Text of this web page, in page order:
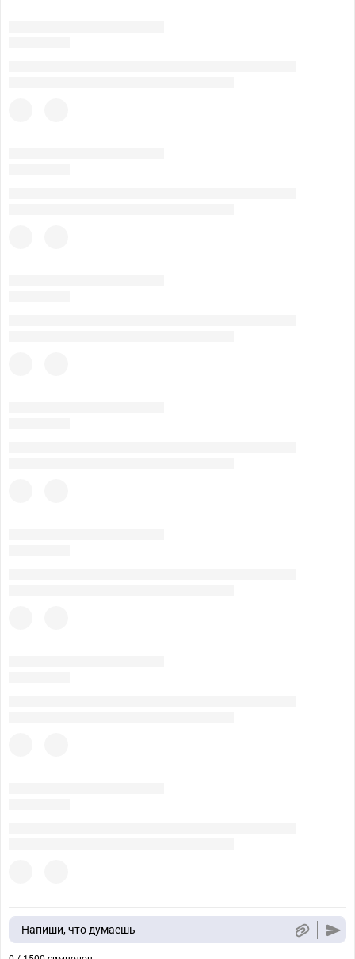
Напиши, что думаешь